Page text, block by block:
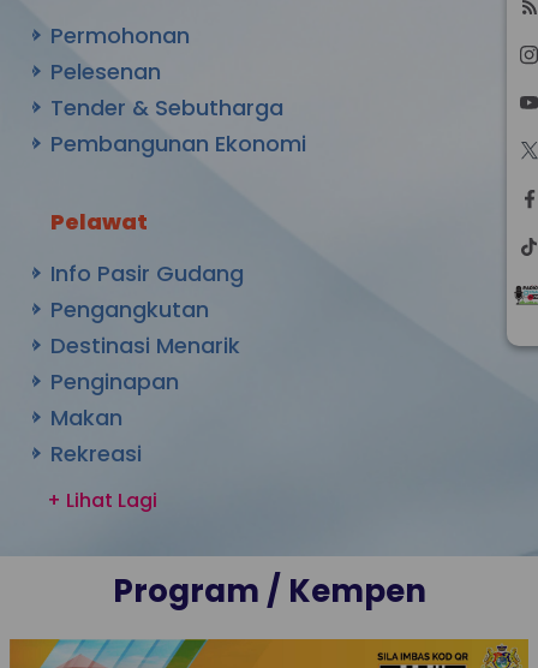
Permohonan
Pelesenan
Tender & Sebutharga
Pembangunan Ekonomi
Pelawat
Info Pasir Gudang
Pengangkutan
Destinasi Menarik
Penginapan
Makan
Rekreasi
Hospital
Beli-Belah
+ Lihat Lagi
Program / Kempen